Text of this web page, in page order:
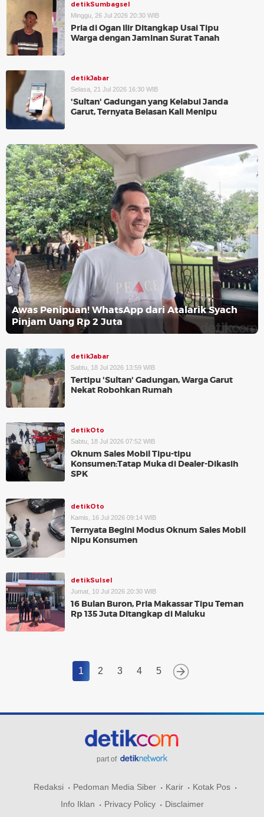
detikSumbagsel
Minggu, 26 Jul 2026 20:30 WIB
Pria di Ogan Ilir Ditangkap Usai Tipu
Warga dengan Jaminan Surat Tanah
detikJabar
Selasa, 21 Jul 2026 16:30 WIB
'Sultan' Gadungan yang Kelabui Janda
Garut, Ternyata Belasan Kali Menipu
Awas Penipuan! WhatsApp dari Atalarik Syach
Pinjam Uang Rp 2 Juta
detikJabar
Sabtu, 18 Jul 2026 13:59 WIB
Tertipu 'Sultan' Gadungan, Warga Garut
Nekat Robohkan Rumah
detikOto
Sabtu, 18 Jul 2026 07:52 WIB
Oknum Sales Mobil Tipu-tipu
Konsumen:Tatap Muka di Dealer-Dikasih
SPK
detikOto
Kamis, 16 Jul 2026 09:14 WIB
Ternyata Begini Modus Oknum Sales Mobil
Nipu Konsumen
detikSulsel
Jumat, 10 Jul 2026 20:30 WIB
16 Bulan Buron, Pria Makassar Tipu Teman
Rp 135 Juta Ditangkap di Maluku
1 2 3 4 5
part of
Redaksi Pedoman Media Siber Karir
Kotak Pos
Info Iklan
Privacy Policy Disclaimer